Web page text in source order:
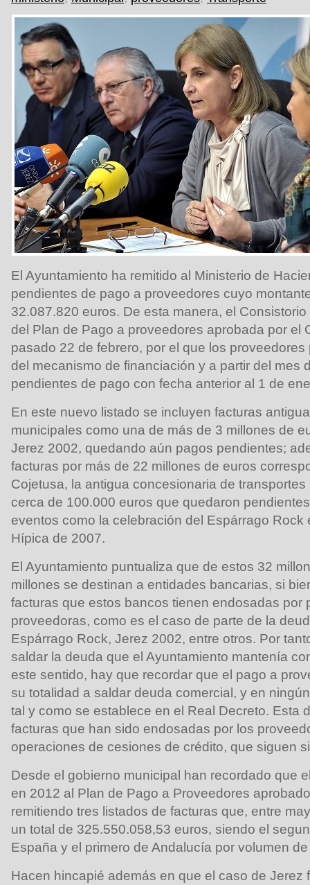
El Ayuntamiento ha remitido al Ministerio de
pendientes de pago a proveedores cuyo
32.087.820 euros. De esta manera, el
del Plan de Pago a proveedores aprobada por el
pasado 22 de febrero, por el que los
del mecanismo de financiación y a partir del mes
pendientes de pago con fecha anterior al 1 de
En este nuevo listado se incluyen facturas
municipales como una de más de 3 millones de
Jerez 2002, quedando aún pagos pendientes;
facturas por más de 22 millones de euros
Cojetusa, la antigua concesionaria de
cerca de 100.000 euros que quedaron
eventos como la celebración del Espárrago Rock
Hípica de 2007.
El Ayuntamiento puntualiza que de estos 32
millones se destinan a entidades bancarias, si
facturas que estos bancos tienen endosadas por
proveedoras, como es el caso de parte de la
Espárrago Rock, Jerez 2002, entre otros. Por
saldar la deuda que el Ayuntamiento mantenía
este sentido, hay que recordar que el pago a
su totalidad a saldar deuda comercial, y en
tal y como se establece en el Real Decreto. Esta
facturas que han sido endosadas por los
operaciones de cesiones de crédito, que siguen
Desde el gobierno municipal han recordado que
en 2012 al Plan de Pago a Proveedores
remitiendo tres listados de facturas que, entre
un total de 325.550.058,53 euros, siendo el
España y el primero de Andalucía por volumen
Hacen hincapié además en que el caso de Jerez